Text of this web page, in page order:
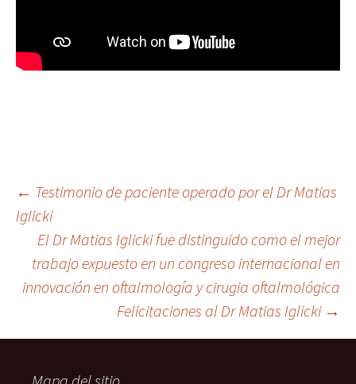
Post
navigation
← Testimonio de paciente operado por el Dr Matias
Iglicki
El Dr Matias Iglicki fue distinguido como el mejor
trabajo expuesto en un congreso internacional en
innovación en oftalmología y cirugia oftalmológica
Felicitaciones al Dr Matias Iglicki →